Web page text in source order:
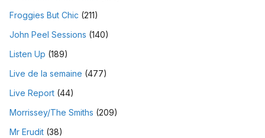
Froggies But Chic (211)
John Peel Sessions (140)
Listen Up (189)
Live de la semaine (477)
Live Report (44)
Morrissey/The Smiths (209)
Mr Erudit (38)